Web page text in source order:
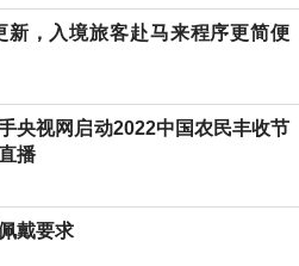
新，入境旅客赴马来程序更简便
央视网启动2022中国农民丰收节
播
戴要求